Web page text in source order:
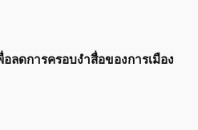
ลดการครอบงำสื่อของการเมือง